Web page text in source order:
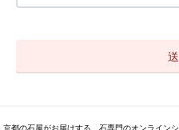
京都の石屋がお届けする、石専門のオンライン